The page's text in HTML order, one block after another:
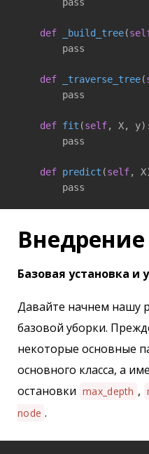
def _build_tree(
        pass
def _traverse_tree(
        pass
def fit (self, X, y) :
        pass
def predict (self,
Внедрение
Базовая установка и
Давайте начнем нашу
базовой уборки.
некоторые основные
основного класса, а
остановки max_depth ,
node .